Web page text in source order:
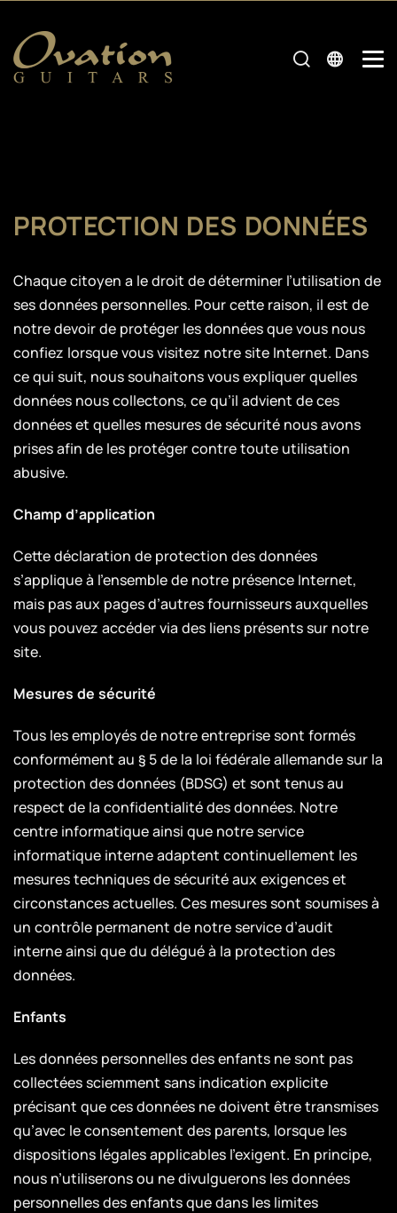
PROTECTION DES DONNÉES
Chaque citoyen a le droit de déterminer l’utilisation de
ses données personnelles. Pour cette raison, il est de
notre devoir de protéger les données que vous nous
confiez lorsque vous visitez notre site Internet. Dans
ce qui suit, nous souhaitons vous expliquer quelles
données nous collectons, ce qu’il advient de ces
données et quelles mesures de sécurité nous avons
prises afin de les protéger contre toute utilisation
abusive.
Champ d’application
Cette déclaration de protection des données
s’applique à l’ensemble de notre présence Internet,
mais pas aux pages d’autres fournisseurs auxquelles
vous pouvez accéder via des liens présents sur notre
site.
Mesures de sécurité
Tous les employés de notre entreprise sont formés
conformément au § 5 de la loi fédérale allemande sur la
protection des données (BDSG) et sont tenus au
respect de la confidentialité des données. Notre
centre informatique ainsi que notre service
informatique interne adaptent continuellement les
mesures techniques de sécurité aux exigences et
circonstances actuelles. Ces mesures sont soumises à
un contrôle permanent de notre service d’audit
interne ainsi que du délégué à la protection des
données.
Enfants
Les données personnelles des enfants ne sont pas
collectées sciemment sans indication explicite
précisant que ces données ne doivent être transmises
qu’avec le consentement des parents, lorsque les
dispositions légales applicables l’exigent. En principe,
nous n’utiliserons ou ne divulguerons les données
personnelles des enfants que dans les limites